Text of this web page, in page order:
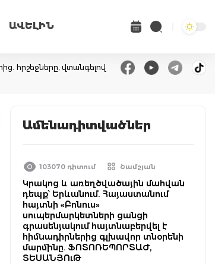
ԱՎԵԼԻՆ
հրշեջները, վտանգելով
Ամենադիտվածներ
103070 դիտում Շամշյան
Կրակոց և առեղծվածային մահվան
դեպք՝ Երևանում. Հայաստանում
հայտնի «Բոնուս»
սուպերմարկետների ցանցի
գրասենյակում հայտնաբերվել է
հիմնադիրներից գլխավոր տնօրենի
մարմինը. ՖՈՏՈՌԵՊՈՐՏԱԺ,
ՏԵՍԱՆՅՈւԹ